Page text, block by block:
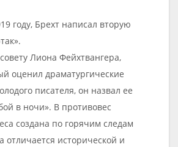
году, Брехт написал вторую
Лиона Фейхтвангера,
оценил драматургические
писателя, он назвал ее
в ночи». В противовес
создана по горячим следам
исторической и